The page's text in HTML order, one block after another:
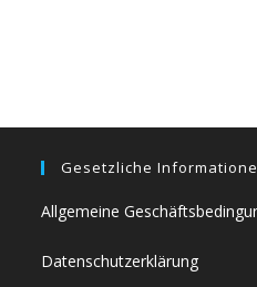
Gesetzliche
Allgemeine
Datenschutzerklärung